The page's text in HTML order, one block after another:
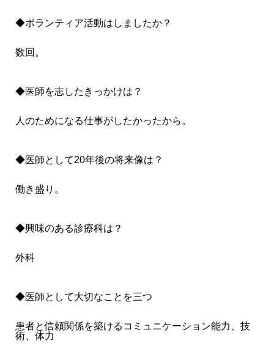
◆ボランティア活動はしましたか？
数回。
◆医師を志したきっかけは？
人のためになる仕事がしたかったから。
◆医師として20年後の将来像は？
働き盛り。
◆興味のある診療科は？
外科
◆医師として大切なことを三つ
患者と信頼関係を築けるコミュニケーション能力、技
術、体力